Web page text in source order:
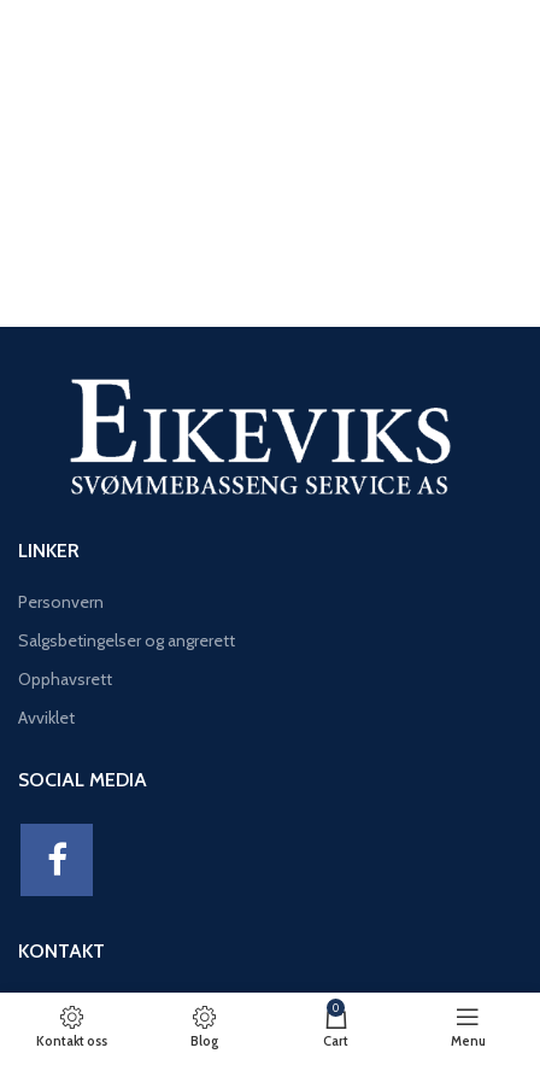
LINKER
Personvern
Salgsbetingelser og angrerett
Opphavsrett
Avviklet
SOCIAL MEDIA
KONTAKT
Adresse: Eikeviken 49, 5043 BERGEN
Telefon: 95 12 52 30
E-post: basseng@eikeviks.no
Kontakt oss Blog
0
Cart Menu